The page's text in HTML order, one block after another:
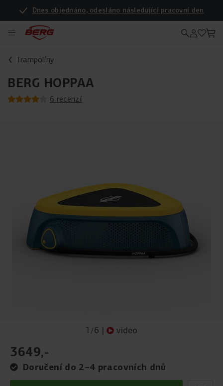
Dnes objednáno, odesláno následující pracovní den
Trampolíny
BERG HOPPAA
6 recenzí
1 /6 | video
3649,-
Doručení do 2–4 pracovních dnů